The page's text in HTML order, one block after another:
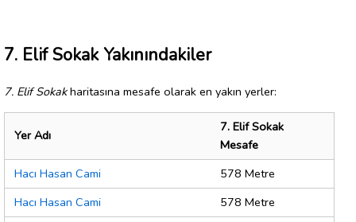
7. Elif Sokak Yakınındakiler
7. Elif Sokakharitasına mesafe olarak en yakın yerler:
Yer Adı
7. Elif Sokak
Mesafe
Hacı Hasan Cami
578 Metre
Hacı Hasan Cami
578 Metre